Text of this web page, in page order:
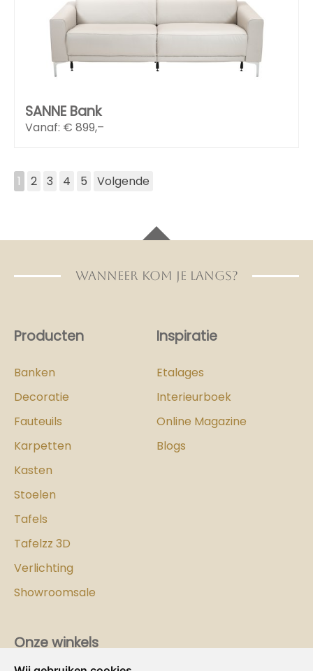
SANNE Bank
Vanaf: € 899,–
1 2 3 4 5 Volgende
WANNEER KOM JE LANGS?
Producten
Banken
Decoratie
Fauteuils
Karpetten
Kasten
Stoelen
Tafels
Tafelzz 3D
Verlichting
Showroomsale
Inspiratie
Etalages
Interieurboek
Online Magazine
Blogs
Onze winkels